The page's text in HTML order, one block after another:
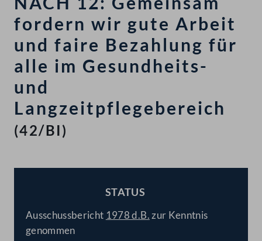
fordern wir gute Arbeit
und faire Bezahlung für
alle im Gesundheits-
und
Langzeitpflegebereich
(42/BI)
STATUS
Ausschussbericht 1978 d.B.zur Kenntnis
genommen